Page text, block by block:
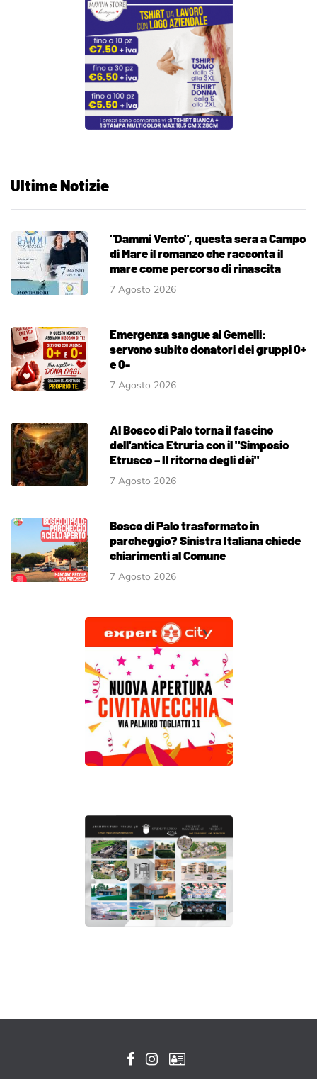
Ultime Notizie
"Dammi Vento", questa sera a Campo
di Mare il romanzo che racconta il
mare come percorso di rinascita
7 Agosto 2026
Emergenza sangue al Gemelli:
servono subito donatori dei gruppi 0+
e 0-
7 Agosto 2026
Al Bosco di Palo torna il fascino
dell'antica Etruria con il "Simposio
Etrusco – Il ritorno degli dèi"
7 Agosto 2026
Bosco di Palo trasformato in
parcheggio? Sinistra Italiana chiede
chiarimenti al Comune
7 Agosto 2026